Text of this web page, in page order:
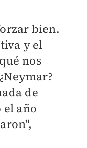
bien.
y el
nos
de
el año